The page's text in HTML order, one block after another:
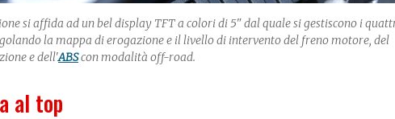
si affida ad un bel display TFT a colori di 5" dal quale si gestiscono i
la mappa di erogazione e il livello di intervento del freno motore, del
e dell'ABScon modalità off-road.
al top